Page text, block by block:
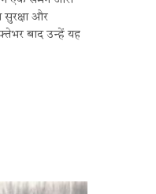
सुरक्षा और
बाद उन्हें यह